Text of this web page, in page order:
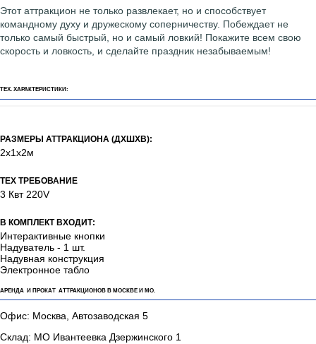
Этот аттракцион не только развлекает, но и способствует
командному духу и дружескому соперничеству. Побеждает не
только самый быстрый, но и самый ловкий! Покажите всем свою
скорость и ловкость, и сделайте праздник незабываемым!
ТЕХ. ХАРАКТЕРИСТИКИ:
РАЗМЕРЫ АТТРАКЦИОНА (ДХШХВ):
2х1х2м
ТЕХ ТРЕБОВАНИЕ
3 Квт 220V
В КОМПЛЕКТ ВХОДИТ:
Интерактивные кнопки
Надуватель - 1 шт.
Надувная конструкция
Электронное табло
АРЕНДА И ПРОКАТ АТТРАКЦИОНОВ В МОСКВЕ И МО.
Офис: Москва, Автозаводская 5
Склад: МО Ивантеевка Дзержинского 1